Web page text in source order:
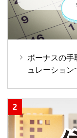
ボーナスの手
ュレーション